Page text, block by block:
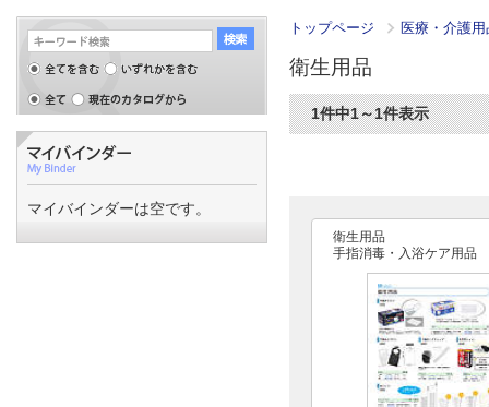
トップページ 医療・介護
衛生用品
1件中1～1件表示
衛生用品
手指消毒・入浴ケア用品
マイバインダーは空です。